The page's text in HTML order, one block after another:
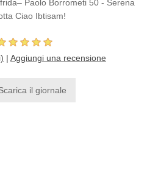
Paolo Borrometi 50 - Serena
Ciao Ibtisam!
| Aggiungi una recensione
il giornale